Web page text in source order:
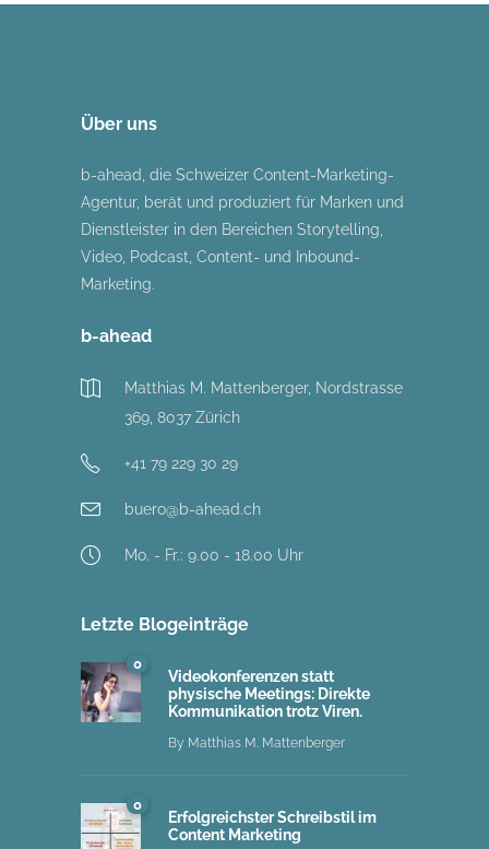
Über uns
b-ahead, die Schweizer Content-Marketing-
Agentur, berät und produziert für Marken und
Dienstleister in den Bereichen Storytelling,
Video, Podcast, Content- und Inbound-
Marketing.
b-ahead
Matthias M. Mattenberger, Nordstrasse
369, 8037 Zürich
+41 79 229 30 29
buero@b-ahead.ch
Mo. - Fr.: 9.00 - 18.00 Uhr
Letzte Blogeinträge
0
Videokonferenzen statt
physische Meetings: Direkte
Kommunikation trotz Viren.
By Matthias M. Mattenberger
0
Erfolgreichster Schreibstil im
Content Marketing